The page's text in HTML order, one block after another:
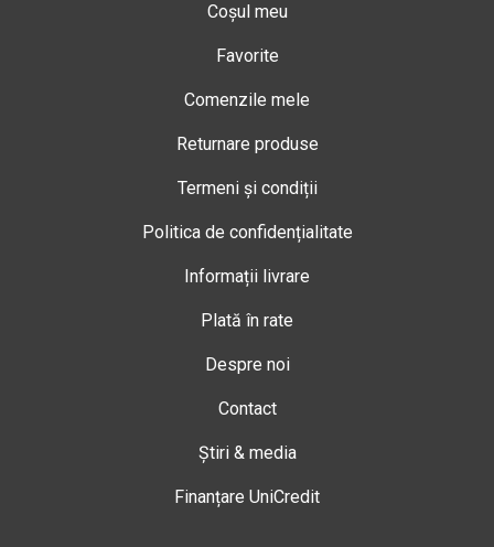
Coșul meu
Favorite
Comenzile mele
Returnare produse
Termeni și condiții
Politica de confidențialitate
Informații livrare
Plată în rate
Despre noi
Contact
Știri & media
Finanțare UniCredit